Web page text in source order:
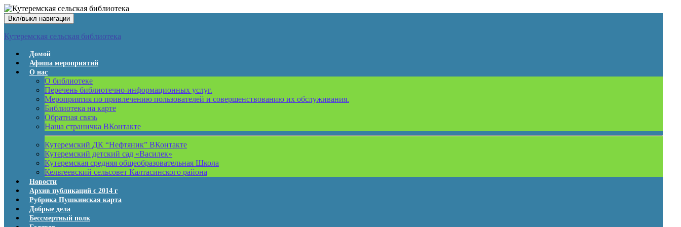
Вкл/выкл навигации
Кутеремская сельская библиотека
Домой
Афиша мероприятий
О нас
О библиотеке
Перечень библиотечно-информационных услуг.
Мероприятия по привлечению пользователей и совершенствованию их обслуживания.
Библиотека на карте
Обратная связь
Наша страничка ВКонтакте
Кутеремский ДК “Нефтяник” ВКонтакте
Кутеремский детский сад «Василек»
Кутеремская средняя общеобразовательная Школа
Кельтеевский сельсовет Калтасинского района
Новости
Архив публикаций с 2014 г
Рубрика Пушкинская карта
Добрые дела
Бессмертный полк